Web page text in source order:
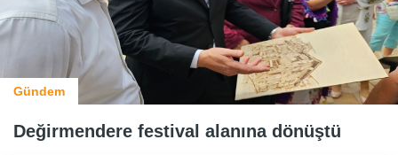
Gündem
Değirmendere festival alanına dönüştü